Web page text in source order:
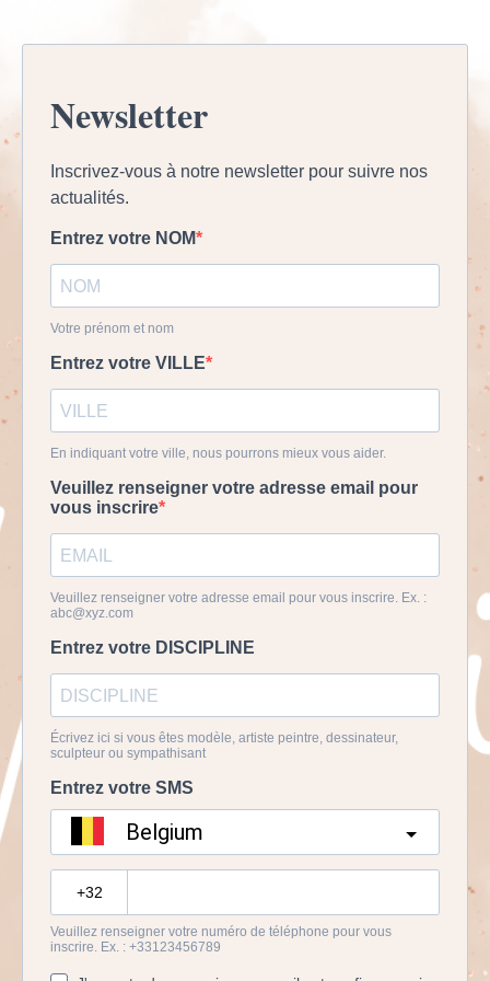
Newsletter
Inscrivez-vous à notre newsletter pour suivre nos
actualités.
Entrez votre NOM
Votre prénom et nom
Entrez votre VILLE
En indiquant votre ville, nous pourrons mieux vous aider.
Veuillez renseigner votre adresse email pour
vous inscrire
Veuillez renseigner votre adresse email pour vous inscrire. Ex. :
abc@xyz.com
Entrez votre DISCIPLINE
Écrivez ici si vous êtes modèle, artiste peintre, dessinateur,
sculpteur ou sympathisant
Entrez votre SMS
Belgium
Veuillez renseigner votre numéro de téléphone pour vous
inscrire. Ex. : +33123456789